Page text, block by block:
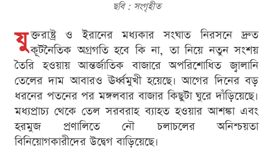
ছবি : সংগৃহীত
যু ক্তরাষ্ট্র ও ইরানের মধ্যকার সংঘাত নিরসনে দ্রুত
কূটনৈতিক অগ্রগতি হবে কি না, তা নিয়ে নতুন সংশয়
তৈরি হওয়ায় আন্তর্জাতিক বাজারে অপরিশোধিত জ্বালানি
তেলের দাম আবারও ঊর্ধ্বমুখী হয়েছে। আগের দিনের বড়
ধরনের পতনের পর মঙ্গলবার বাজার কিছুটা ঘুরে দাঁড়িয়েছে।
মধ্যপ্রাচ্য থেকে তেল সরবরাহ ব্যাহত হওয়ার আশঙ্কা এবং
হরমুজ প্রণালিতে নৌ চলাচলের অনিশ্চয়তা
বিনিয়োগকারীদের উদ্বেগ বাড়িয়েছে।